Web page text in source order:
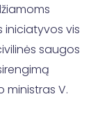
iniciatyvos vis
saugos
ministras V.